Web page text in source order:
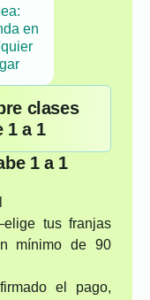
en
clases
1 a 1
1 a 1
tus franjas
mínimo de 90
el pago,